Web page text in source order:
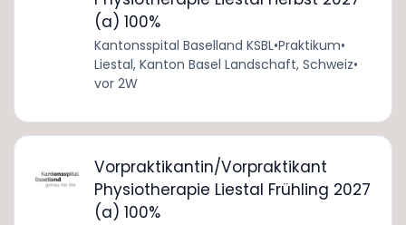
(a) 100%
Kantonsspital Baselland KSBL•Praktikum•
Liestal, Kanton Basel Landschaft, Schweiz•
vor 2W
Vorpraktikantin/Vorpraktikant
Physiotherapie Liestal Frühling 2027
(a) 100%